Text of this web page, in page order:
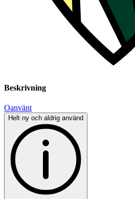
Beskrivning
Oanvänt
Helt ny och aldrig använd